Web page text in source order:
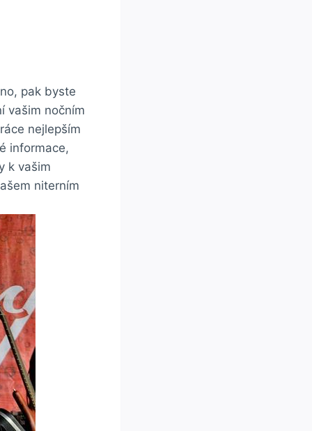
pak byste
vašim nočním
nejlepším
informace,
k vašim
niterním